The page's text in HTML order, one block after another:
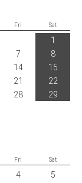
Fri Sat
1
7
8
14
15
21
22
28
29
Fri Sat
4
5